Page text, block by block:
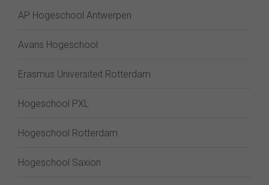
AP Hogeschool Antwerpen
Avans Hogeschool
Erasmus Universiteit Rotterdam
Hogeschool PXL
Hogeschool Rotterdam
Hogeschool Saxion